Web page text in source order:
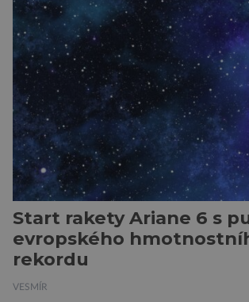
Měření provedená přístrojem
umístěném na roveru
identifikovala organický uhlík v
výchozů, což jsou vyhaslé
proudy vystupující na povrch,
Start rakety Ariane 6 s
evropského
rekordu
VESMÍR